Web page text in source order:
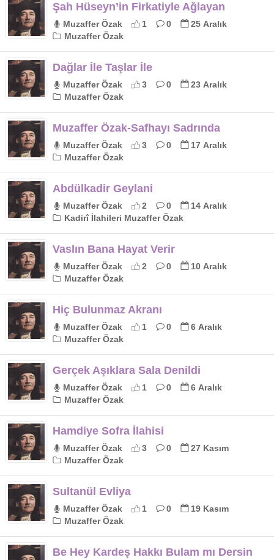
Şah Hüseyn’in Firkatiyle Ağlayan
Muzaffer Özak 1 0
25 Aralık
Muzaffer Özak
Dağlar İle Taşlar İle
Muzaffer Özak 3 0
23 Aralık
Muzaffer Özak
Muzaffer Özak-Safhayı Sadrında
Muzaffer Özak 3 0
17 Aralık
Muzaffer Özak
Abdülkadir Geylani
Muzaffer Özak 2 0
14 Aralık
Kadirî İlahileri Muzaffer Özak
Vaslın Bana Hayat Verir
Muzaffer Özak 2 0
10 Aralık
Muzaffer Özak
Hiç Bulunmaz Akranı
Muzaffer Özak 1 0
6 Aralık
Muzaffer Özak
Gerçek Aşıklara Sala Denildi
Muzaffer Özak 1 0
6 Aralık
Muzaffer Özak
Hamdiye Sofra İlahisi
Muzaffer Özak 3 0
27 Kasım
Muzaffer Özak
Sultanül Evliya
Muzaffer Özak 1 0
19 Kasım
Muzaffer Özak
Be Hey Kardeş Hakkı Bulam mı Dersin